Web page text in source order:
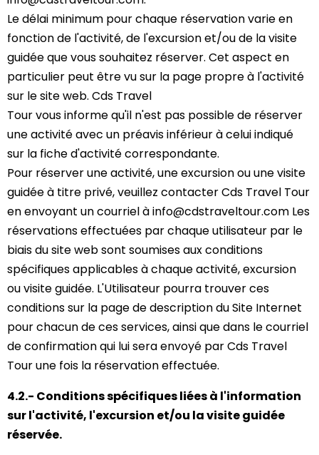
Le délai minimum pour chaque réservation varie en
fonction de l'activité, de l'excursion et/ou de la visite
guidée que vous souhaitez réserver. Cet aspect en
particulier peut être vu sur la page propre à l'activité
sur le site web. Cds Travel
Tour vous informe qu'il n'est pas possible de réserver
une activité avec un préavis inférieur à celui indiqué
sur la fiche d'activité correspondante.
Pour réserver une activité, une excursion ou une visite
guidée à titre privé, veuillez contacter Cds Travel Tour
en envoyant un courriel à info@cdstraveltour.com Les
réservations effectuées par chaque utilisateur par le
biais du site web sont soumises aux conditions
spécifiques applicables à chaque activité, excursion
ou visite guidée. L'Utilisateur pourra trouver ces
conditions sur la page de description du Site Internet
pour chacun de ces services, ainsi que dans le courriel
de confirmation qui lui sera envoyé par Cds Travel
Tour une fois la réservation effectuée.
4.2.- Conditions spécifiques liées à l'information
sur l'activité, l'excursion et/ou la visite guidée
réservée.